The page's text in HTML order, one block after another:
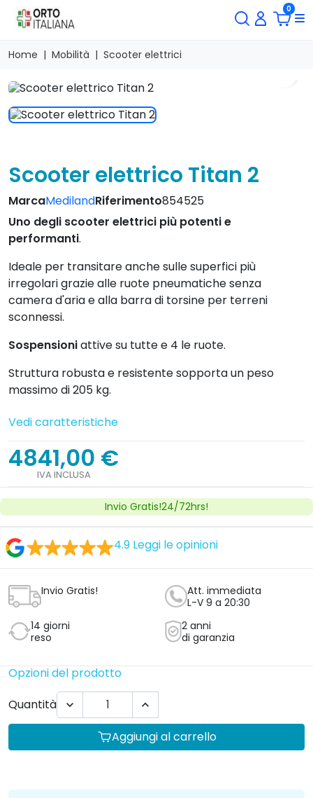
0
Home Mobilità Scooter elettrici
Scooter elettrico Titan 2
MarcaMedilandRiferimento854525
Uno degli scooter elettrici più potenti e
performanti.
Ideale per transitare anche sulle superfici più
irregolari grazie alle ruote pneumatiche senza
camera d'aria e alla barra di torsine per terreni
sconnessi.
Sospensioniattive su tutte e 4 le ruote.
Struttura robusta e resistente sopporta un peso
massimo di 205 kg.
Vedi caratteristiche
4841,00 €
IVA INCLUSA
Invio Gratis!24/72hrs!
4.9 Leggi le opinioni
Invio Gratis!
Att. immediata
L-V 9 a 20:30
14 giorni
reso
2 anni
di garanzia
Opzioni del prodotto
Quantità
 
Aggiungi al carrello